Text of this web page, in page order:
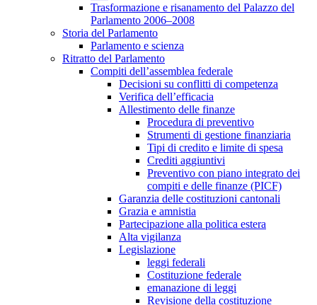
Trasformazione e risanamento del Palazzo del
Parlamento 2006–2008
Storia del Parlamento
Parlamento e scienza
Ritratto del Parlamento
Compiti dell’assemblea federale
Decisioni su conflitti di competenza
Verifica dell’efficacia
Allestimento delle finanze
Procedura di preventivo
Strumenti di gestione finanziaria
Tipi di credito e limite di spesa
Crediti aggiuntivi
Preventivo con piano integrato dei
compiti e delle finanze (PICF)
Garanzia delle costituzioni cantonali
Grazia e amnistia
Partecipazione alla politica estera
Alta vigilanza
Legislazione
leggi federali
Costituzione federale
emanazione di leggi
Revisione della costituzione